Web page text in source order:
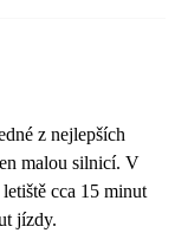
z nejlepších
malou silnicí. V
cca 15 minut
jízdy.